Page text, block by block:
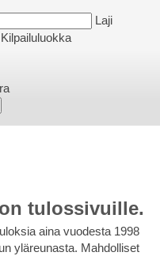
Laji
Kilpailuluokka
tulossivuille.
aina vuodesta 1998
yläreunasta. Mahdolliset